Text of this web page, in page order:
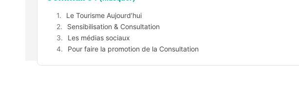
Le Tourisme Aujourd’hui
Sensibilisation & Consultation
Les médias sociaux
Pour faire la promotion de la Consultation